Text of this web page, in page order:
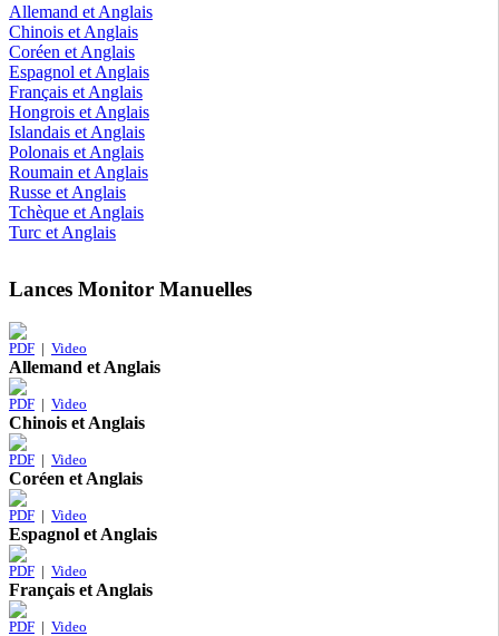
Allemand et Anglais
Chinois et Anglais
Coréen et Anglais
Espagnol et Anglais
Français et Anglais
Hongrois et Anglais
Islandais et Anglais
Polonais et Anglais
Roumain et Anglais
Russe et Anglais
Tchèque et Anglais
Turc et Anglais
Lances Monitor Manuelles
PDF | Video
Allemand et Anglais
PDF | Video
Chinois et Anglais
PDF | Video
Coréen et Anglais
PDF | Video
Espagnol et Anglais
PDF | Video
Français et Anglais
PDF | Video